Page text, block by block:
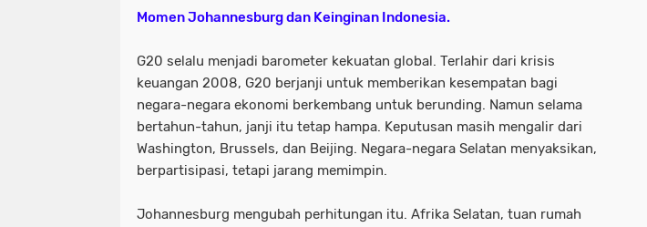
Momen Johannesburg dan Keinginan Indonesia.
G20 selalu menjadi barometer kekuatan global. Terlahir dari krisis
keuangan 2008, G20 berjanji untuk memberikan kesempatan bagi
negara-negara ekonomi berkembang untuk berunding. Namun selama
bertahun-tahun, janji itu tetap hampa. Keputusan masih mengalir dari
Washington, Brussels, dan Beijing. Negara-negara Selatan menyaksikan,
berpartisipasi, tetapi jarang memimpin.
Johannesburg mengubah perhitungan itu. Afrika Selatan, tuan rumah